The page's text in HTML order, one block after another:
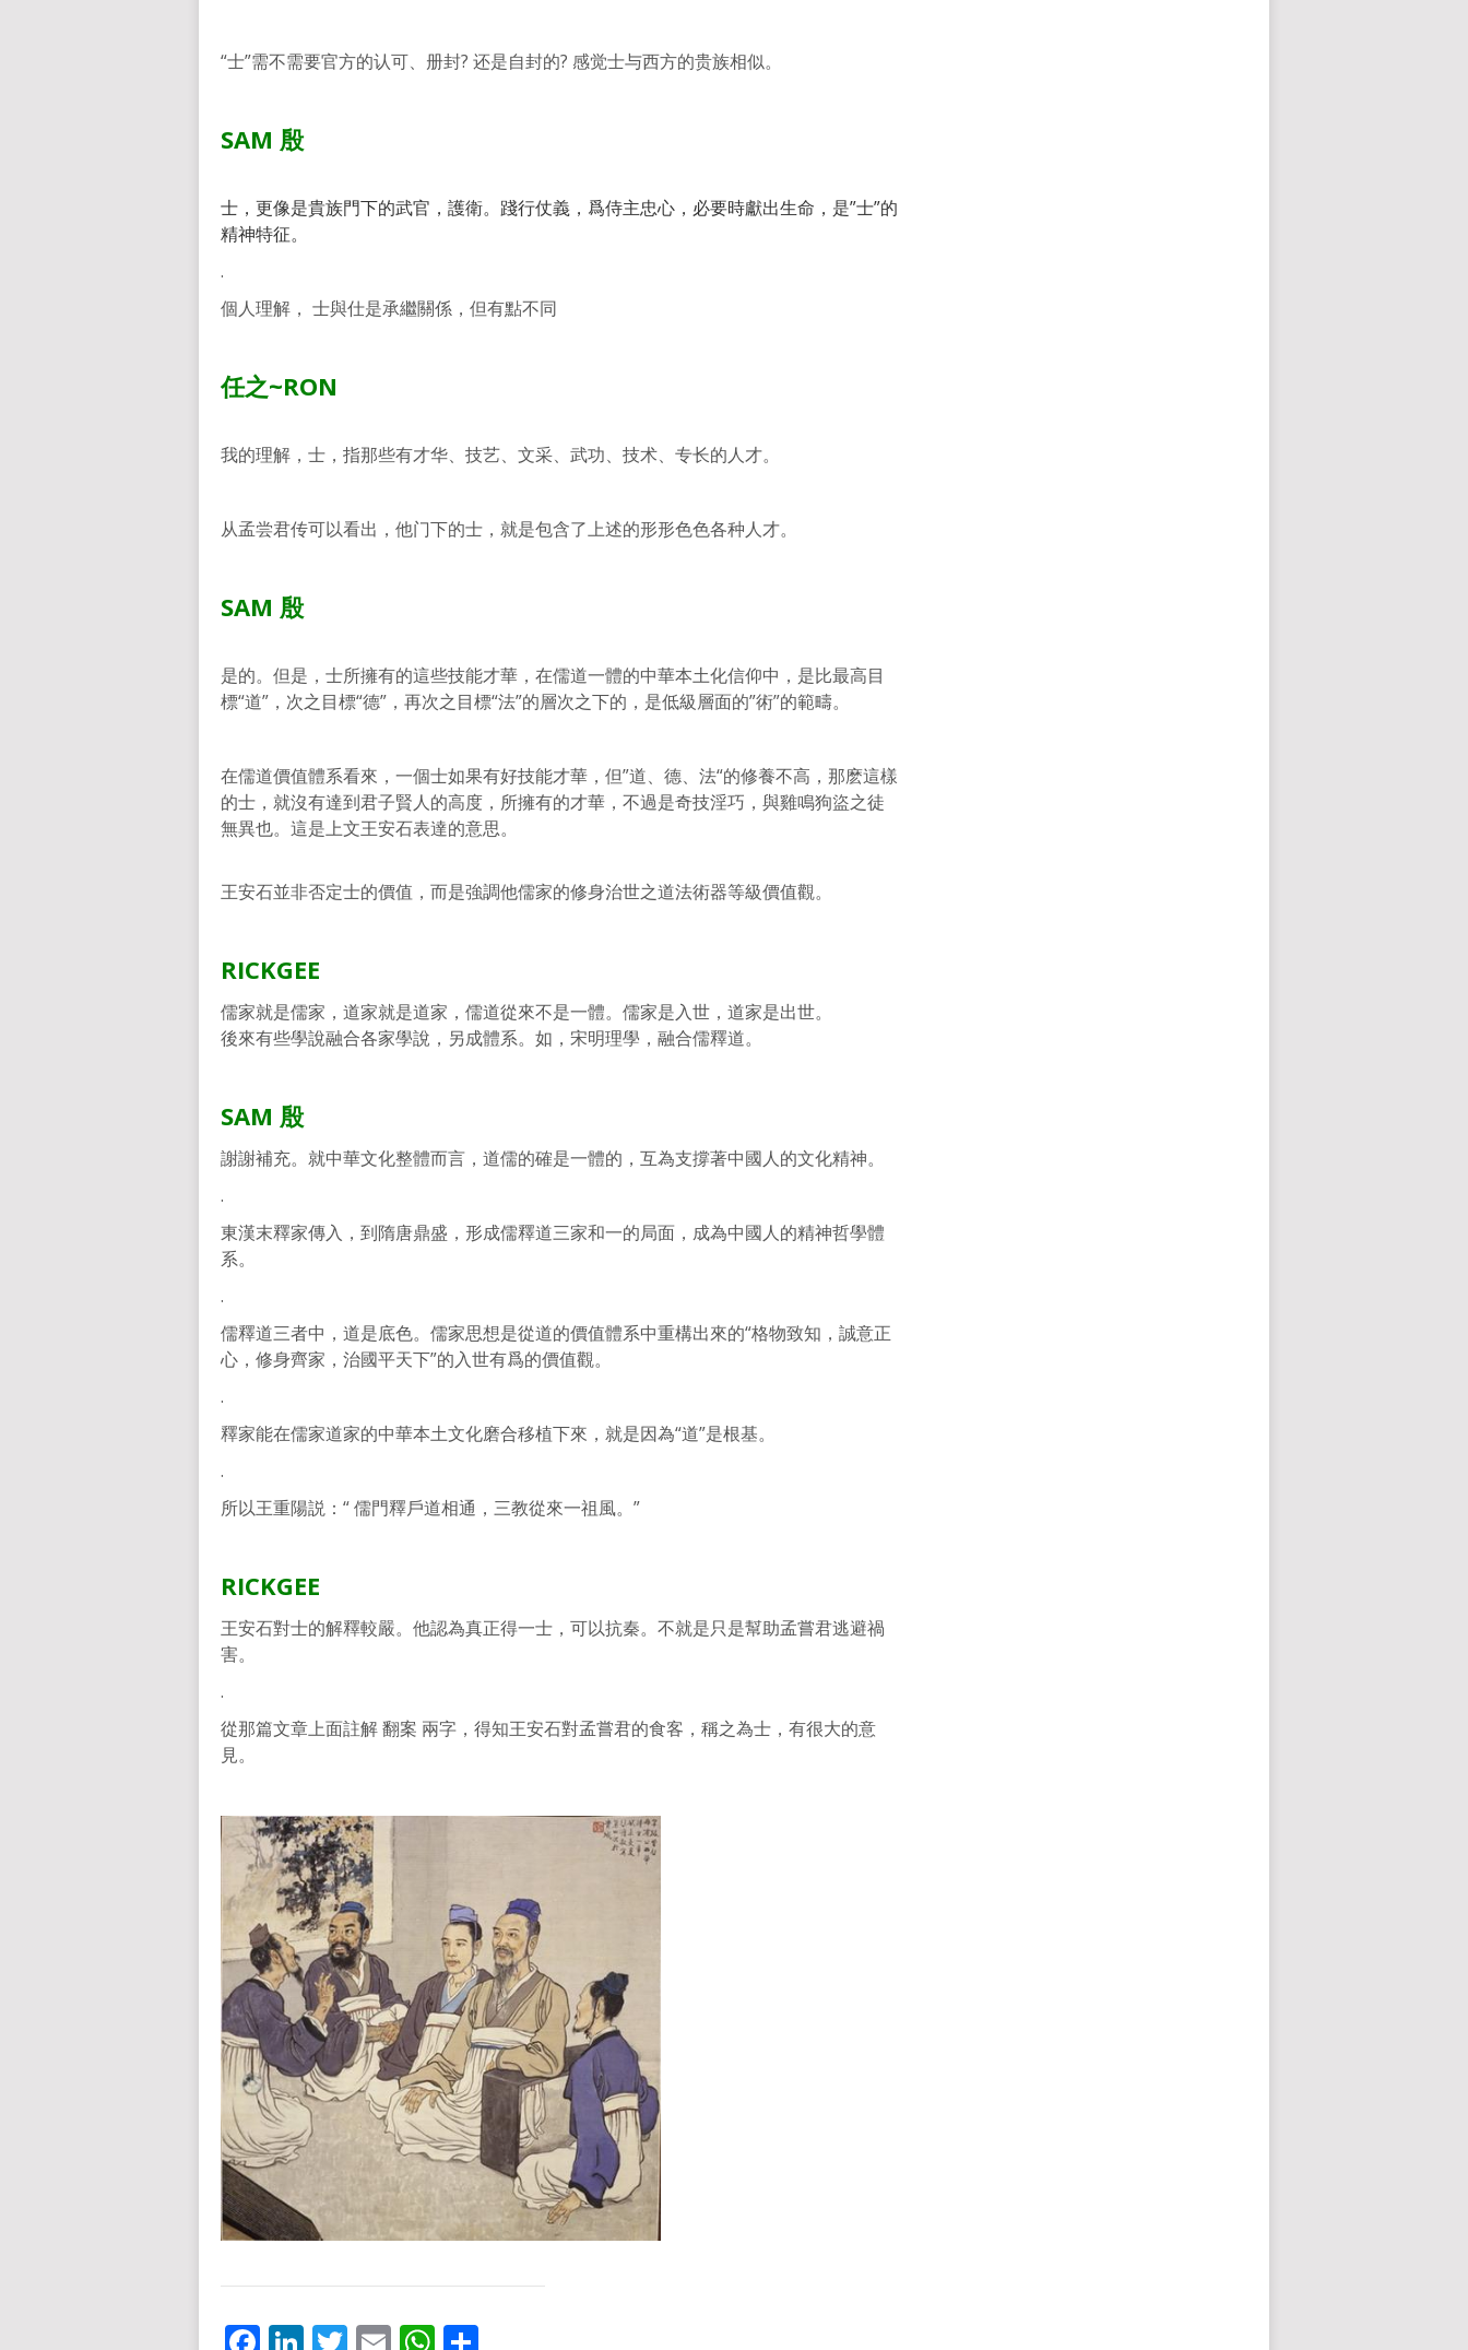
“士”需不需要官方的认可、册封? 还是自封的? 感觉士与西方的贵族相似。
SAM 殷
士，更像是貴族門下的武官，護衛。踐行仗義，爲侍主忠心，必要時獻出生命，是”士”的
精神特征。
.
個人理解， 士與仕是承繼關係，但有點不同
任之~RON
我的理解，士，指那些有才华、技艺、文采、武功、技术、专长的人才。
从孟尝君传可以看出，他门下的士，就是包含了上述的形形色色各种人才。
SAM 殷
是的。但是，士所擁有的這些技能才華，在儒道一體的中華本土化信仰中，是比最高目
標“道”，次之目標“德”，再次之目標“法”的層次之下的，是低級層面的”術”的範疇。
在儒道價值體系看來，一個士如果有好技能才華，但”道、德、法“的修養不高，那麽這樣
的士，就沒有達到君子賢人的高度，所擁有的才華，不過是奇技淫巧，與雞鳴狗盜之徒
無異也。這是上文王安石表達的意思。
王安石並非否定士的價值，而是強調他儒家的修身治世之道法術器等級價值觀。
RICKGEE
儒家就是儒家，道家就是道家，儒道從來不是一體。儒家是入世，道家是出世。
後來有些學說融合各家學說，另成體系。如，宋明理學，融合儒釋道。
SAM 殷
謝謝補充。就中華文化整體而言，道儒的確是一體的，互為支撐著中國人的文化精神。
.
東漢末釋家傳入，到隋唐鼎盛，形成儒釋道三家和一的局面，成為中國人的精神哲學體
系。
.
儒釋道三者中，道是底色。儒家思想是從道的價值體系中重構出來的“格物致知，誠意正
心，修身齊家，治國平天下”的入世有爲的價值觀。
.
釋家能在儒家道家的中華本土文化磨合移植下來，就是因為“道”是根基。
.
所以王重陽説：“ 儒門釋戶道相通，三教從來一祖風。”
RICKGEE
王安石對士的解釋較嚴。他認為真正得一士，可以抗秦。不就是只是幫助孟嘗君逃避禍
害。
.
從那篇文章上面註解 翻案 兩字，得知王安石對孟嘗君的食客，稱之為士，有很大的意
見。